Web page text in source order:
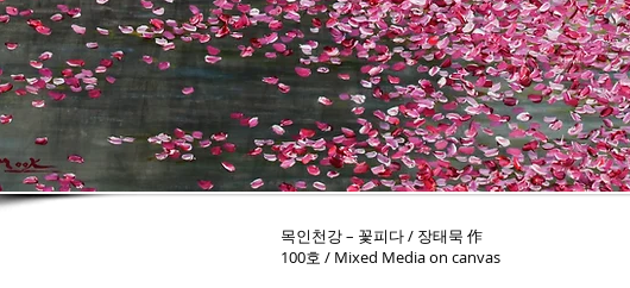
목인천강 – 꽃피다 / 장태묵 作
100호 / Mixed Media on canvas